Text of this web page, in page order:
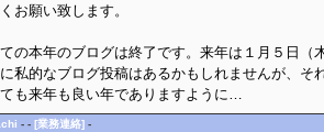
お願い致します。
の本年のブログは終了です。来年は１月５日（
私的なブログ投稿はあるかもしれませんが、そ
も来年も良い年でありますように…
- - [業務連絡] -